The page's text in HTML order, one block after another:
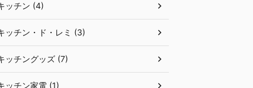
ッチン (4)
ッチン・ド・レミ (3)
ッチングッズ (7)
ッチン家電 (1)